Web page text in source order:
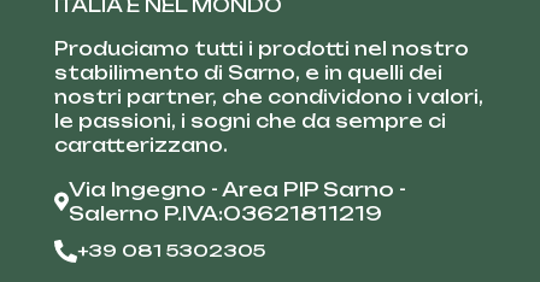
ITALIA E NEL MONDO
Produciamo tutti i prodotti nel nostro
stabilimento di Sarno, e in quelli dei
nostri partner, che condividono i valori,
le passioni, i sogni che da sempre ci
caratterizzano.
Via Ingegno - Area PIP Sarno -
Salerno P.IVA:03621811219
+39 081 5302305